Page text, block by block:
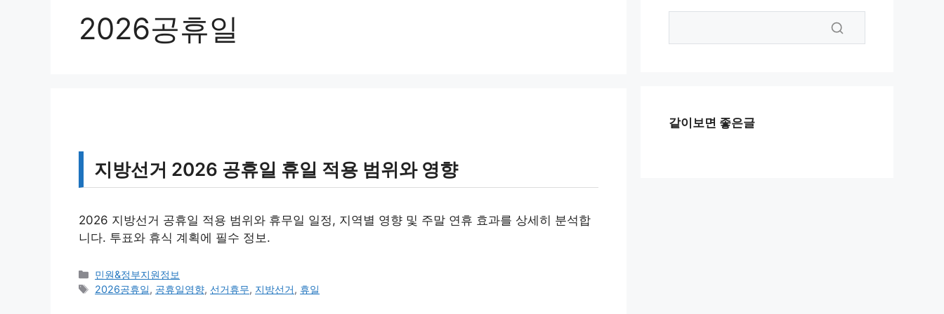
2026공휴일
지방선거 2026 공휴일 휴일 적용 범위와 영향
2026 지방선거 공휴일 적용 범위와 휴무일 일정, 지역별 영향 및 주말 연휴 효과를 상세히 분석합
니다. 투표와 휴식 계획에 필수 정보.
카
테
민원&정부지원정보
태
2026공휴일, 공휴일영향,선거휴무, 지방선거, 휴일
같이보면 좋은글